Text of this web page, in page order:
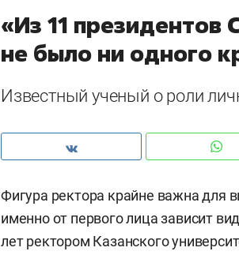
«Из 11 президентов
не было ни одного
Известный ученый о роли
Фигура ректора крайне важна для
именно от первого лица зависит
лет ректором Казанского